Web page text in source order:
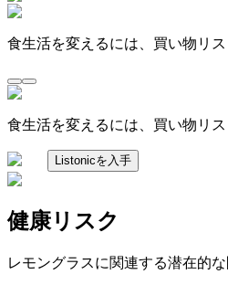
食生活を変えるには、買い物リ
食生活を変えるには、買い物リ
Listonicを入手
健康リスク
レモングラスに関連する潜在的